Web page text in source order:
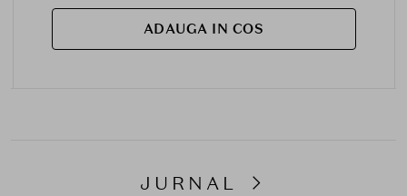
ADAUGA IN COS
JURNAL